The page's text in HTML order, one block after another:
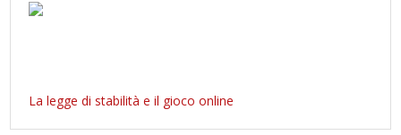
La legge di stabilità e il gioco online